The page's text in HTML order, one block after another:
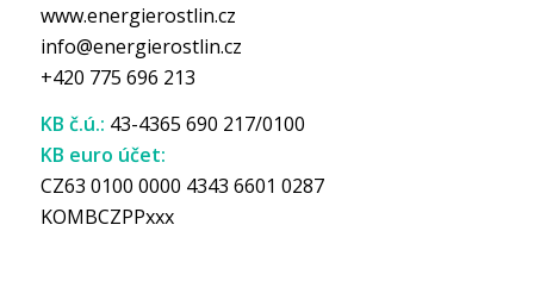
www.energierostlin.cz
info@energierostlin.cz
+420 775 696 213
KB č.ú.: 43-4365 690 217/0100
KB euro účet:
CZ63 0100 0000 4343 6601 0287
KOMBCZPPxxx